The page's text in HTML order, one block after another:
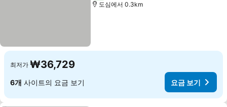
도심에서 0.3km
최저가 ₩36,729
6개 사이트의 요금 보기 요금 보기